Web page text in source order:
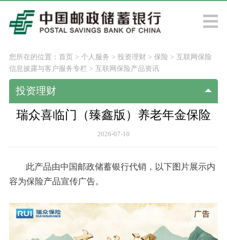
您所在的位置： 首页> 个人服务 > 投资理财 > 保险 > 互联网保险
信息披露与客户服务专栏 > 互联网保险产品资讯
投资理财
瑞众喜临门（臻鑫版）养老年金保险
2026-07-10
此产品由中国邮政储蓄银行代销，以下图片展示内
容为保险产品宣传广告。